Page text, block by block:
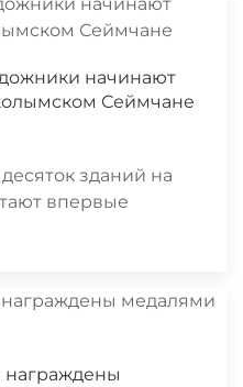
начинают
Сеймчане
зданий на
впервые